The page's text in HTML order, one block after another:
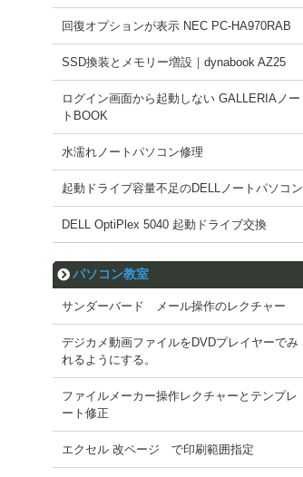
回復オプションが表示 NEC PC-HA970RAB
SSD換装とメモリー増設｜dynabook AZ25
ログイン画面から起動しない GALLERIAノー
トBOOK
水濡れノートパソコン修理
起動ドライブ容量不足のDELLノートパソコン
DELL OptiPlex 5040 起動ドライブ交換
パソコン教室
サンダーバード メール操作のレクチャー
デジカメ動画ファイルをDVDプレイヤーでみ
れるようにする。
ファイルメーカー操作レクチャーとテンプレ
ート修正
エクセル 改ページ で印刷範囲指定